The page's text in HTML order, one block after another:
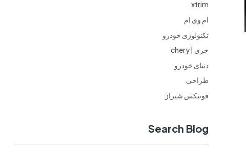
xtrim
ام وی ام
تکنولوژی خودرو
چری | chery
دنیای خودرو
طراحی
فونیکس شیراز
Search Blog